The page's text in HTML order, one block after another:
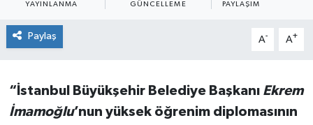
YAYINLANMA GÜNCELLEME PAYLAŞIM
Paylaş A- A+
“İstanbul Büyükşehir Belediye Başkanı Ekrem
İmamoğlu’nun yüksek öğrenim diplomasının
Tüm Manşetler
Son Dakika Haberleri
Haber Arşivi